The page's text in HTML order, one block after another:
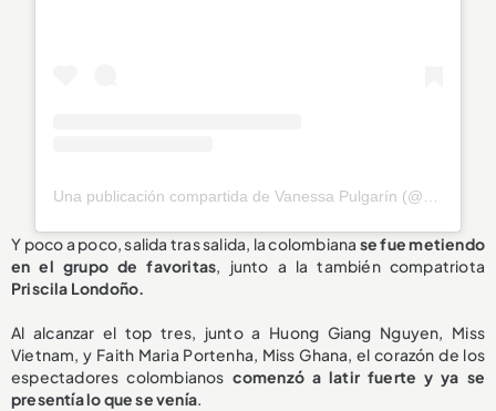
Y poco a poco, salida tras salida, la colombiana se fue metiendo
en el grupo de favoritas, junto a la también compatriota
Priscila Londoño.
Al alcanzar el top tres, junto a Huong Giang Nguyen, Miss
Vietnam, y Faith Maria Portenha, Miss Ghana, el corazón de los
espectadores colombianos comenzó a latir fuerte y ya se
presentía lo que se venía.